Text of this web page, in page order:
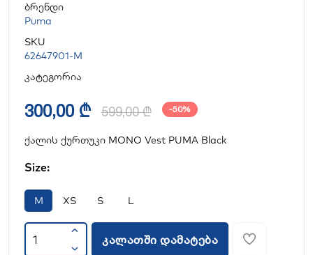
ბრენდი
Puma
SKU
62647901-M
კატეგორია
300,00 ₾ 599,00 ₾ -50%
ქალის ქურთუკი MONO Vest PUMA Black
Size:
M XS S L
კალათში დამატება